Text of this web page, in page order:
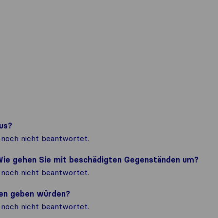
noch nicht beantwortet.
gehen Sie mit beschädigten Gegenständen um?
noch nicht beantwortet.
geben würden?
noch nicht beantwortet.